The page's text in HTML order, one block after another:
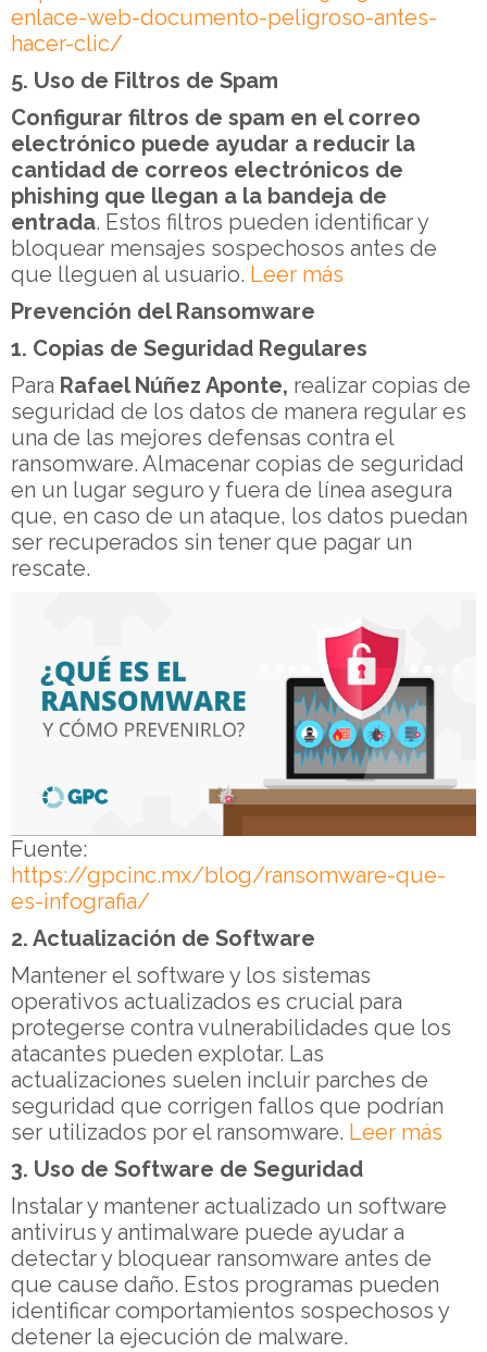
enlace-web-documento-peligroso-antes-
hacer-clic/
5. Uso de Filtros de Spam
Configurar filtros de spam en el correo
electrónico puede ayudar a reducir la
cantidad de correos electrónicos de
phishing que llegan a la bandeja de
entrada. Estos filtros pueden identificar y
bloquear mensajes sospechosos antes de
que lleguen al usuario. Leer más
Prevención del Ransomware
1. Copias de Seguridad Regulares
Para Rafael Núñez Aponte, realizar copias de
seguridad de los datos de manera regular es
una de las mejores defensas contra el
ransomware. Almacenar copias de seguridad
en un lugar seguro y fuera de línea asegura
que, en caso de un ataque, los datos puedan
ser recuperados sin tener que pagar un
rescate.
Fuente:
https://gpcinc.mx/blog/ransomware-que-
es-infografia/
2. Actualización de Software
Mantener el software y los sistemas
operativos actualizados es crucial para
protegerse contra vulnerabilidades que los
atacantes pueden explotar. Las
actualizaciones suelen incluir parches de
seguridad que corrigen fallos que podrían
ser utilizados por el ransomware. Leer más
3. Uso de Software de Seguridad
Instalar y mantener actualizado un software
antivirus y antimalware puede ayudar a
detectar y bloquear ransomware antes de
que cause daño. Estos programas pueden
identificar comportamientos sospechosos y
detener la ejecución de malware.